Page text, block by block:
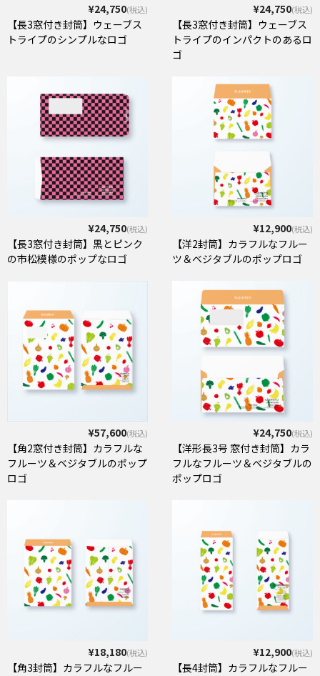
¥24,750(税込)
【長3窓付き封筒】ウェーブス
トライプのシンプルなロゴ
¥24,750(税込)
【長3窓付き封筒】ウェーブス
トライプのインパクトのあるロ
ゴ
¥24,750(税込)
【長3窓付き封筒】黒とピンク
の市松模様のポップなロゴ
¥12,900(税込)
【洋2封筒】カラフルなフルー
ツ＆ベジタブルのポップロゴ
¥57,600(税込)
【角2窓付き封筒】カラフルな
フルーツ＆ベジタブルのポップ
ロゴ
¥24,750(税込)
【洋形長3号 窓付き封筒】カラ
フルなフルーツ＆ベジタブルの
ポップロゴ
¥18,180(税込)
【角3封筒】カラフルなフルー
¥12,900(税込)
【長4封筒】カラフルなフルー